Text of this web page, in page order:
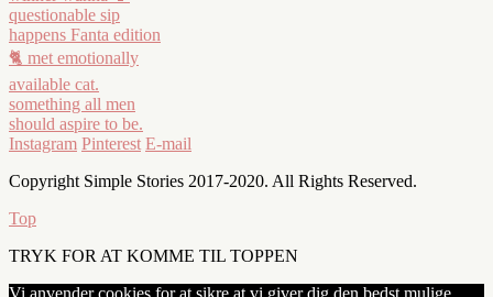
Instagram Pinterest E-mail
Copyright Simple Stories 2017-2020. All Rights Reserved.
Top
TRYK FOR AT KOMME TIL TOPPEN